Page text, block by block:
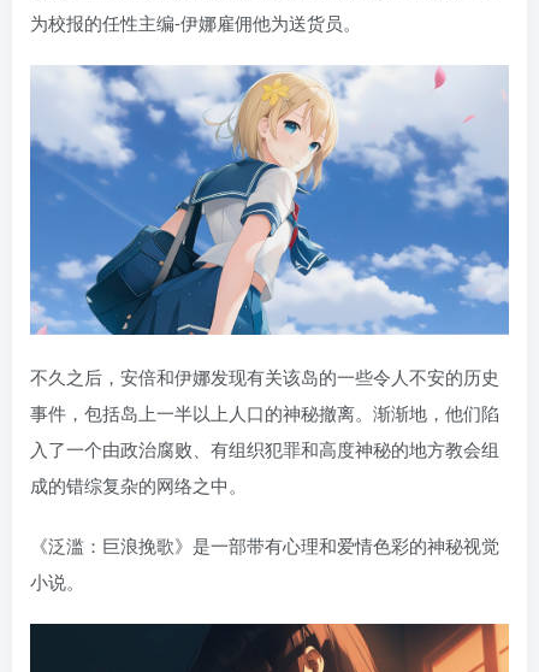
为校报的任性主编-伊娜雇佣他为送货员。
不久之后，安倍和伊娜发现有关该岛的一些令人不安的历史
事件，包括岛上一半以上人口的神秘撤离。渐渐地，他们陷
入了一个由政治腐败、有组织犯罪和高度神秘的地方教会组
成的错综复杂的网络之中。
《泛滥：巨浪挽歌》是一部带有心理和爱情色彩的神秘视觉
小说。